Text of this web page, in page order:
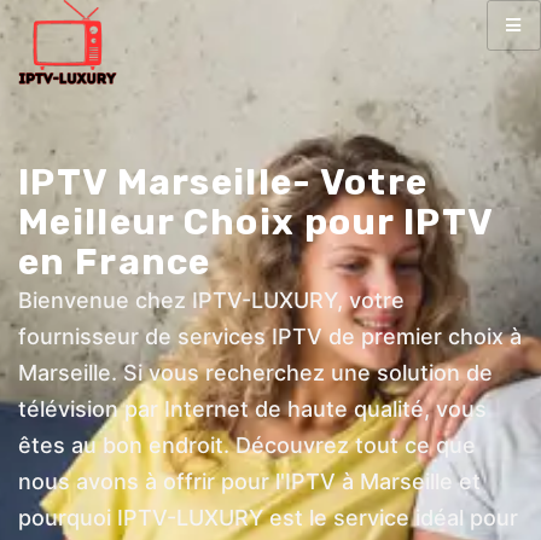
IPTV Marseille- Votre
Meilleur Choix pour IPTV
en France
Bienvenue chez IPTV-LUXURY, votre
fournisseur de services IPTV de premier choix à
Marseille. Si vous recherchez une solution de
télévision par Internet de haute qualité, vous
êtes au bon endroit. Découvrez tout ce que
nous avons à offrir pour l'IPTV à Marseille et
pourquoi IPTV-LUXURY est le service idéal pour